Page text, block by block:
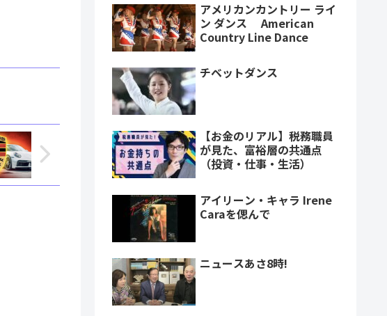
アメリカンカントリー ライ
ン ダンス American
Country Line Dance
チベットダンス
【お金のリアル】税務職員
が見た、富裕層の共通点
（投資・仕事・生活）
アイリーン・キャラ Irene
Caraを偲んで
ニュースあさ8時!